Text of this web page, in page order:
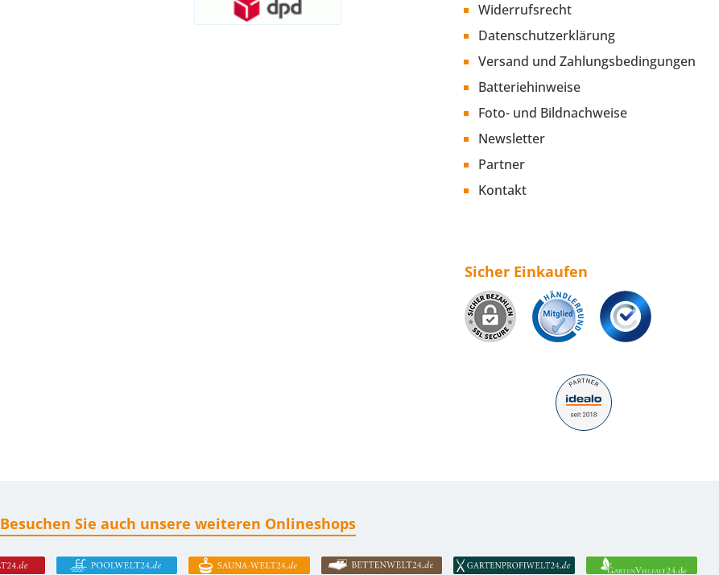
Widerrufsrecht
Datenschutzerklärung
Versand und Zahlungsbedingungen
Batteriehinweise
Foto- und Bildnachweise
Newsletter
Partner
Kontakt
Sicher Einkaufen
Besuchen Sie auch unsere weiteren Onlineshops